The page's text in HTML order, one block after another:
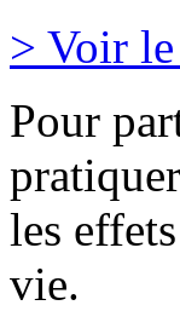
> Voir
Pour
les
vie.